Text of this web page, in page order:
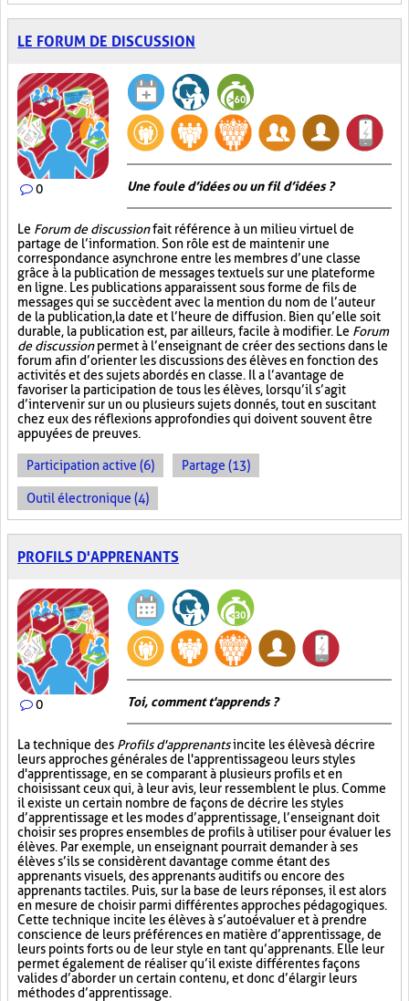
LE FORUM DE DISCUSSION
0 Une foule d’idées ou un fil d’idées ?
Le Forum de discussionfait référence à un milieu virtuel de
partage de l’information. Son rôle est de maintenir une
correspondance asynchrone entre les membres d’une classe
grâce à la publication de messages textuels sur une plateforme
en ligne. Les publications apparaissent sous forme de fils de
messages qui se succèdent avec la mention du nom de l’auteur
de la publication, la date et l’heure de diffusion. Bien qu’elle soit
durable, la publication est, par ailleurs, facile à modifier. Le Forum
de discussionpermet à l’enseignant de créer des sections dans le
forum afin d’orienter les discussions des élèves en fonction des
activités et des sujets abordés en classe. Il a l’avantage de
favoriser la participation de tous les élèves, lorsqu’il s’agit
d’intervenir sur un ou plusieurs sujets donnés, tout en suscitant
chez eux des réflexions approfondies qui doivent souvent être
appuyées de preuves.
Participation active (6) Partage (13)
Outil électronique (4)
PROFILS D'APPRENANTS
0 Toi, comment t'apprends ?
La technique des Profils d'apprenantsincite les élèves à décrire
leurs approches générales de l'apprentissage ou leurs styles
d'apprentissage, en se comparant à plusieurs profils et en
choisissant ceux qui, à leur avis, leur ressemblent le plus. Comme
il existe un certain nombre de façons de décrire les styles
d’apprentissage et les modes d’apprentissage, l’enseignant doit
choisir ses propres ensembles de profils à utiliser pour évaluer les
élèves. Par exemple, un enseignant pourrait demander à ses
élèves s’ils se considèrent davantage comme étant des
apprenants visuels, des apprenants auditifs ou encore des
apprenants tactiles. Puis, sur la base de leurs réponses, il est alors
en mesure de choisir parmi différentes approches pédagogiques.
Cette technique incite les élèves à s’autoévaluer et à prendre
conscience de leurs préférences en matière d’apprentissage, de
leurs points forts ou de leur style en tant qu’apprenants. Elle leur
permet également de réaliser qu’il existe différentes façons
valides d’aborder un certain contenu, et donc d’élargir leurs
méthodes d’apprentissage.